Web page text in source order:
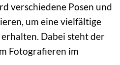
verschiedene Posen und
um eine vielfältige
Dabei steht der
Fotografieren im